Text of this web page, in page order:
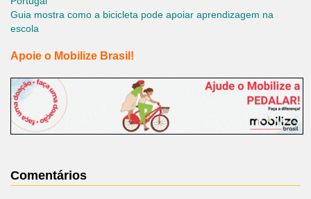
Guia mostra como a bicicleta pode apoiar aprendizagem na
escola
Apoie o Mobilize Brasil!
Comentários